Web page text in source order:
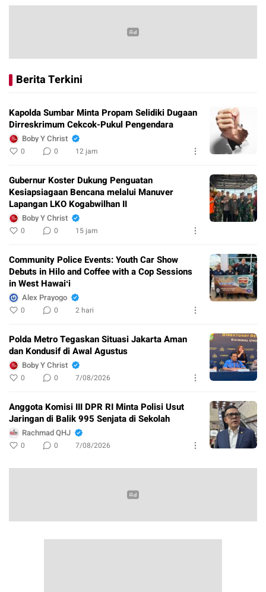
Berita Terkini
Kapolda Sumbar Minta Propam Selidiki Dugaan
Dirreskrimum Cekcok-Pukul Pengendara
Boby Y Christ
0 0 12 jam
Gubernur Koster Dukung Penguatan
Kesiapsiagaan Bencana melalui Manuver
Lapangan LKO Kogabwilhan II
Boby Y Christ
0 0 15 jam
Community Police Events: Youth Car Show
Debuts in Hilo and Coffee with a Cop Sessions
in West Hawaiʻi
Alex Prayogo
0 0 2 hari
Polda Metro Tegaskan Situasi Jakarta Aman
dan Kondusif di Awal Agustus
Boby Y Christ
0 0 7/08/2026
Anggota Komisi III DPR RI Minta Polisi Usut
Jaringan di Balik 995 Senjata di Sekolah
Rachmad QHJ
0 0 7/08/2026